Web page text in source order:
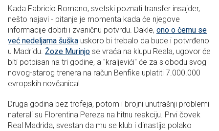
Kada Fabricio Romano, svetski poznati transfer insajder,
nešto najavi - pitanje je momenta kada će njegove
informacije dobiti i zvaničnu potvrdu. Dakle, ono o čemu se
već nedeljama šuška uskoro bi trebalo da bude i potvrđeno
u Madridu. Žoze Murinjo se vraća na klupu Reala, ugovor će
biti potpisan na tri godine, a "kraljevići" će za slobodu svog
novog-starog trenera na račun Benfike uplatiti 7.000.000
evropskih novčanica!
Druga godina bez trofeja, potom i brojni unutrašnji problemi
naterali su Florentina Pereza na hitnu reakciju. Prvi čovek
Real Madrida, svestan da mu se klub i dinastija polako